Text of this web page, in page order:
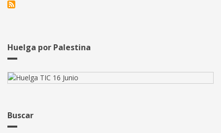
a
Huelga por Palestina
Buscar